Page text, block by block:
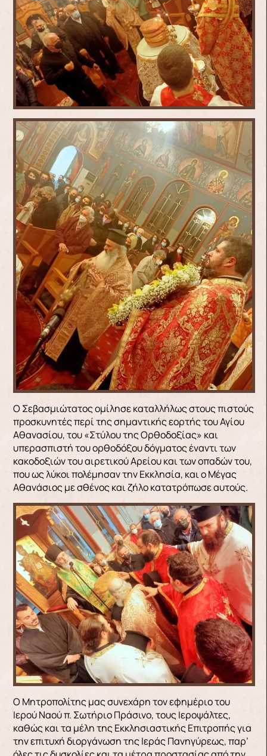
Ο Σεβασμιώτατος ομίλησε καταλλήλως στους πιστούς
προσκυνητές περί της σημαντικής εορτής του Αγίου
Αθανασίου, του «Στύλου της Ορθοδοξίας» και
υπερασπιστή του ορθοδόξου δόγματος έναντι των
κακοδοξιών του αιρετικού Αρείου και των οπαδών του,
που ως λύκοι πολέμησαν την Εκκλησία, και ο Μέγας
Αθανάσιος με σθένος και ζήλο κατατρόπωσε αυτούς.
Ο Μητροπολίτης μας συνεχάρη τον εφημέριο του
Ιερού Ναού π. Σωτήριο Πράσινο, τους Ιεροψάλτες,
καθώς και τα μέλη της Εκκλησιαστικής Επιτροπής για
την επιτυχή διοργάνωση της Ιεράς Πανηγύρεως, παρ’